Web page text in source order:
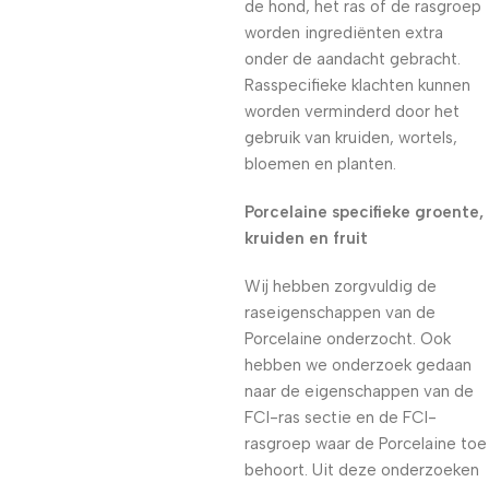
de hond, het ras of de rasgroep
worden ingrediënten extra
onder de aandacht gebracht.
Rasspecifieke klachten kunnen
worden verminderd door het
gebruik van kruiden, wortels,
bloemen en planten.
Porcelaine specifieke groente,
kruiden en fruit
Wij hebben zorgvuldig de
raseigenschappen van de
Porcelaine onderzocht. Ook
hebben we onderzoek gedaan
naar de eigenschappen van de
FCI-ras sectie en de FCI-
rasgroep waar de Porcelaine toe
behoort. Uit deze onderzoeken